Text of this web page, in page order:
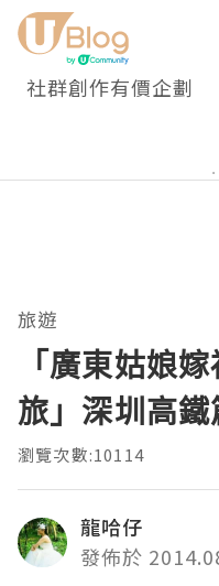
社群創作有價企劃
旅遊
「廣東姑娘
旅」深圳高鐵
瀏覽次數:10114
龍哈仔
發佈於